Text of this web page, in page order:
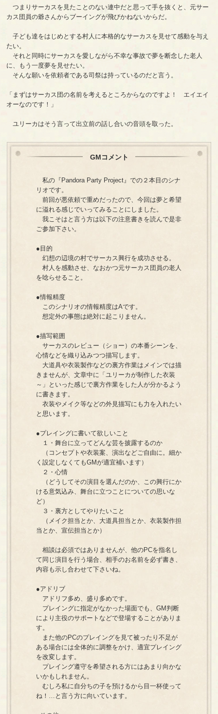
つまりサーカスを見たことのない連中だと思って手を抜くと、元サー
カス団員の爺さんからブーイングが飛びかねないからだ。
子ども達をはじめとする村人に本格的なサーカスを見せて感動を与え
たい。
それと同時にサーカスを愛しながら不幸な事故で夢を断念した老人
に、もう一度夢を見せたい。
そんな願いを依頼者である司祭は持っているのだと言う。
「まずはサーカス団の名前を考えるところからなのですよ！ エイエイ
オーなのです！」
ユリーカはそう言って出立前の話し合いの音頭を取った。
GMコメント
私の『Pandora Party Project』での２本目のシナ
リオです。
前回が悪依頼で重めだったので、今回は夢と希望
に溢れる感じでいってみることにしました。
我こそはと言う方は以下の注意書きを読んで是非
ご参加下さい。
●目的
幻想の辺境の村でサーカス興行を成功させる。
村人を感動させ、なおかつ元サーカス団員の老人
を唸らせること。
●情報精度
このシナリオの情報精度はAです。
想定外の事態は絶対に起こりません。
●描写範囲
サーカスのレビュー（ショー）の本番シーンを、
心情などを織り込みつつ描写します。
大道具や衣装製作などの裏方作業はメインでは描
きませんが、文章中に「ユリーカが制作した衣装
～」といった感じで裏方作業をした人が分かるよう
に書きます。
衣装やメイク等などの外見描写にも力を入れたい
と思います。
●プレイングに書いて欲しいこと
１・舞台に立ってどんな芸を披露するのか
（コンセプトや衣装案、演出などご自由に。細か
く設定しなくてもGMが適宜補います）
２・心情
（どうしてその演目を選んだのか、この興行にか
ける意気込み、舞台に立つことについての思いな
ど）
３・裏方としてやりたいこと
（メイク担当とか、大道具担当とか、衣装製作担
当とか、宣伝担当とか）
相談は必須ではありませんが、他のPCを指名し
て同じ演目を行う場合、相手のお名前を必ず書き、
内容も示し合わせて下さいね。
●アドリブ
アドリフ多め、盛り多めです。
プレイングに指定がなかった場面でも、GM判断
により主役のサポートなどで登場することがありま
す。
また他のPCのプレイングを見て被ったり不足が
ある場合には全体的に調整をかけ、適宜プレイング
を改変します。
プレイング遵守を希望される方にはあまり向かな
いかもしれません。
むしろ私に自分ちの子を預けるから目一杯使って
ね！…と言う方に向いています。